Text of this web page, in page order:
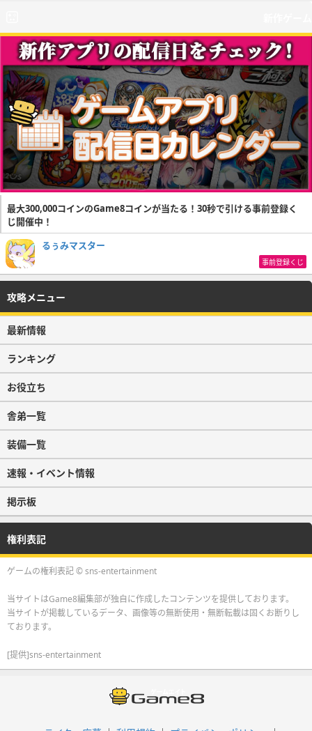
最大300,000コインのGame8コインが当たる！30秒で引ける事前登録く
じ開催中！
るぅみマスター
事前登録くじ
攻略メニュー
最新情報
ランキング
お役立ち
舎弟一覧
装備一覧
速報・イベント情報
掲示板
権利表記
ゲームの権利表記 © sns-entertainment
当サイトはGame8編集部が独自に作成したコンテンツを提供しております。
当サイトが掲載しているデータ、画像等の無断使用・無断転載は固くお断りし
ております。
[提供]sns-entertainment